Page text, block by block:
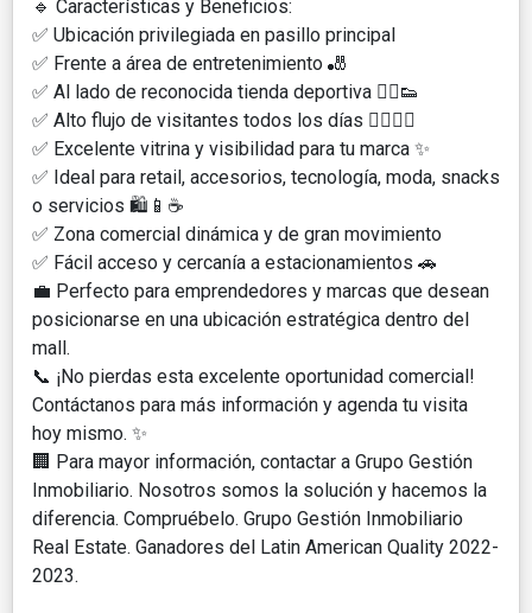
🔹 Características y Beneficios:
✅ Ubicación privilegiada en pasillo principal
✅ Frente a área de entretenimiento 🎳
✅ Al lado de reconocida tienda deportiva 🏃‍♂️👟
✅ Alto flujo de visitantes todos los días 🚶‍♀️🚶‍♂️
✅ Excelente vitrina y visibilidad para tu marca ✨
✅ Ideal para retail, accesorios, tecnología, moda, snacks
o servicios 🛍️📱☕
✅ Zona comercial dinámica y de gran movimiento
✅ Fácil acceso y cercanía a estacionamientos 🚗
💼 Perfecto para emprendedores y marcas que desean
posicionarse en una ubicación estratégica dentro del
mall.
📞 ¡No pierdas esta excelente oportunidad comercial!
Contáctanos para más información y agenda tu visita
hoy mismo. ✨
🏢 Para mayor información, contactar a Grupo Gestión
Inmobiliario. Nosotros somos la solución y hacemos la
diferencia. Compruébelo. Grupo Gestión Inmobiliario
Real Estate. Ganadores del Latin American Quality 2022-
2023.